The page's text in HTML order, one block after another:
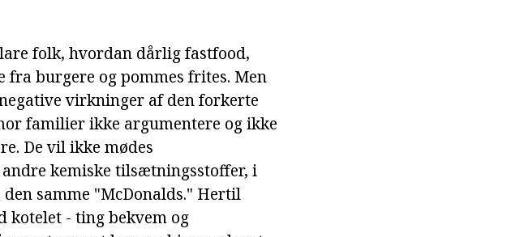
folk, hvordan dårlig fastfood,
burgere og pommes frites. Men
virkninger af den forkerte
familier ikke argumentere og ikke
De vil ikke mødes
kemiske tilsætningsstoffer, i
samme "McDonalds." Hertil
kotelet - ting bekvem og